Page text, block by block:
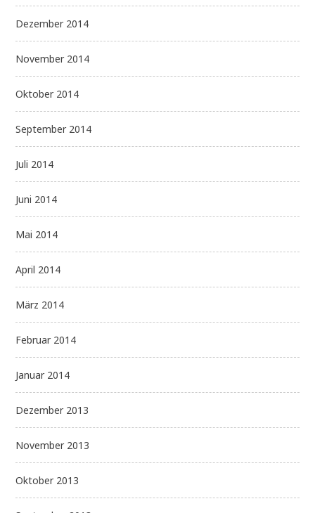
Dezember 2014
November 2014
Oktober 2014
September 2014
Juli 2014
Juni 2014
Mai 2014
April 2014
März 2014
Februar 2014
Januar 2014
Dezember 2013
November 2013
Oktober 2013